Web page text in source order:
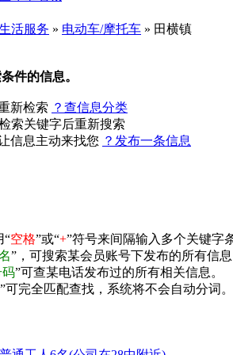
活服务 » 电动车/摩托车 » 田横镇
件的信息。
新检索 ？查信息分类
索关键字后重新搜索
信息主动来找您 ？发布一条信息
“空格”或“+”符号来间隔输入多个关键字
”，可搜索某会员账号下发布的所有信息
码”可查某电话发布过的所有相关信息。
”可完全匹配查找，系统将不会自动分词